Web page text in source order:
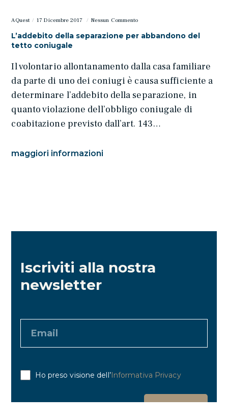
AQuest 17 Dicembre 2017 Nessun Commento
L’addebito della separazione per abbandono del
tetto coniugale
Il volontario allontanamento dalla casa familiare
da parte di uno dei coniugi è causa sufficiente a
determinare l’addebito della separazione, in
quanto violazione dell’obbligo coniugale di
coabitazione previsto dall’art. 143…
maggiori informazioni
Iscriviti alla nostra
newsletter
Ho preso visione dell’Informativa Privacy